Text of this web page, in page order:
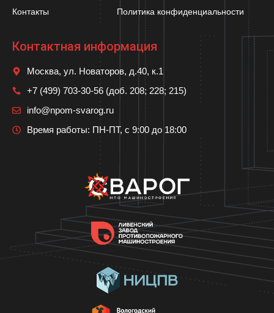
Контакты
Политика конфиденциальности
Контактная информация
Москва, ул. Новаторов, д.40, к.1
+7 (499) 703-30-56 (доб. 208; 228; 215)
info@npom-svarog.ru
Время работы: ПН-ПТ, с 9:00 до 18:00